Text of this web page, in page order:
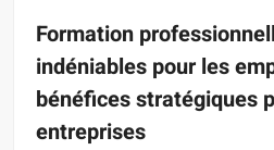
Formation
indéniables pour les
bénéfices stratégiques
entreprises